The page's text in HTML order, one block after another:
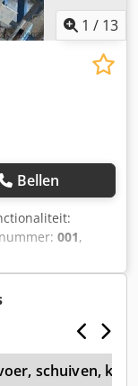
1 / 13
Bellen
001,
een
van zijplanken,
Planken met
van 16-40 mm en
van 29 of
persoon, zittend
schuiven,